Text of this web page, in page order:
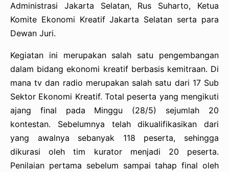
Administrasi Jakarta Selatan, Rus Suharto, Ketua
Komite Ekonomi Kreatif Jakarta Selatan serta para
Dewan Juri.
Kegiatan ini merupakan salah satu pengembangan
dalam bidang ekonomi kreatif berbasis kemitraan. Di
mana tv dan radio merupakan salah satu dari 17 Sub
Sektor Ekonomi Kreatif. Total peserta yang mengikuti
ajang final pada Minggu (28/5) sejumlah 20
kontestan. Sebelumnya telah dikualifikasikan dari
yang awalnya sebanyak 118 peserta, sehingga
dikurasi oleh tim kurator menjadi 20 peserta.
Penilaian pertama sebelum sampai tahap final oleh